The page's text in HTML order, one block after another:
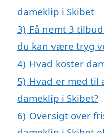
dameklip i Skibet
3) Få nemt 3
du kan være tryg
4) Hvad koster
5) Hvad er med til
dameklip i Skibet?
6) Oversigt over